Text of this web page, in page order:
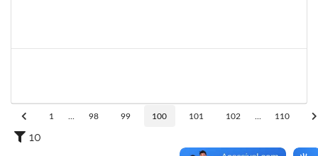
1 98 99 100 101 102 110
10